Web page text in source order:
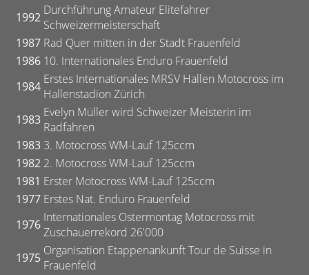
1992 Durchführung Amateur Elitefahrer
Schweizermeisterschaft
1987 Rad Quer mitten in der Stadt Frauenfeld
1986 10. Internationales Enduro Frauenfeld
1984 Erstes Internationales MRSV Hallen Motocross im
Hallenstadion Zürich
1983 Evelyn Müller wird Schweizer Meisterin im
Radfahren
1983 3. Motocross WM-Lauf 125ccm
1982 2. Motocross WM-Lauf 125ccm
1981 Erster Motocross WM-Lauf 125ccm
1977 Erstes Nat. Enduro Frauenfeld
1976 Internationales Ostermontag Motocross mit
Zuschauerrekord 26'000
1975 Organisation Etappenankunft Tour de Suisse in
Frauenfeld